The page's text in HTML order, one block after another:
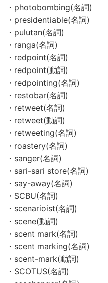
・photobombing(名詞)
・presidentiable(名詞)
・pulutan(名詞)
・ranga(名詞)
・redpoint(名詞)
・redpoint(動詞)
・redpointing(名詞)
・restobar(名詞)
・retweet(名詞)
・retweet(動詞)
・retweeting(名詞)
・roastery(名詞)
・sanger(名詞)
・sari-sari store(名詞)
・say-away(名詞)
・SCBU(名詞)
・scenarioist(名詞)
・scene(動詞)
・scent mark(名詞)
・scent marking(名詞)
・scent-mark(動詞)
・SCOTUS(名詞)